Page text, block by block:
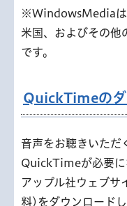
※WindowsMedia
米国、およびその他
です。
QuickTimeのダ
音声をお聴きいただ
QuickTimeが必要に
アップル社ウェブ
料)をダウンロード